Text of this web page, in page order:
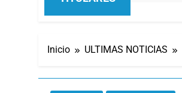
Inicio ULTIMAS NOTICIAS